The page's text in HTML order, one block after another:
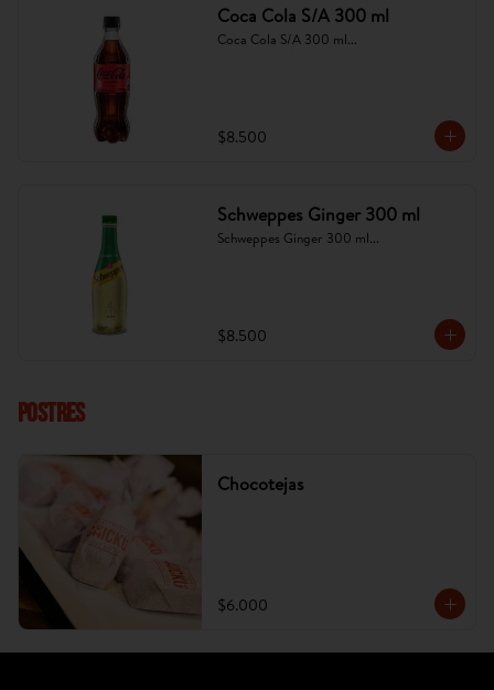
Coca Cola S/A 300 ml
Coca Cola S/A 300 ml...
$8.500
Schweppes Ginger 300 ml
Schweppes Ginger 300 ml...
$8.500
POSTRES
Chocotejas
$6.000